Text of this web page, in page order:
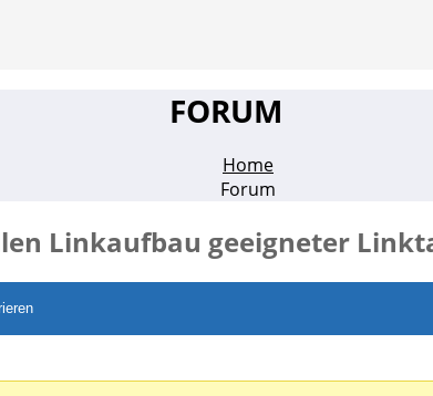
FORUM
Home
Forum
Linkaufbau geeigneter